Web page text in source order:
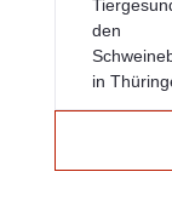
den
in